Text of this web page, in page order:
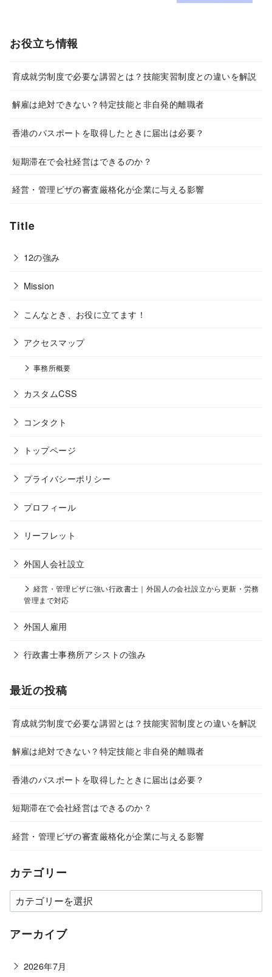
お役立ち情報
育成就労制度で必要な講習とは？技能実習制度との違いを解説
解雇は絶対できない？特定技能と非自発的離職者
香港のパスポートを取得したときに届出は必要？
短期滞在で会社経営はできるのか？
経営・管理ビザの審査厳格化が企業に与える影響
Title
12の強み
Mission
こんなとき、お役に立てます！
アクセスマップ
事務所概要
カスタムCSS
コンタクト
トップページ
プライバシーポリシー
プロフィール
リーフレット
外国人会社設立
経営・管理ビザに強い行政書士｜外国人の会社設立から更新・労務
管理まで対応
外国人雇用
行政書士事務所アシストの強み
最近の投稿
育成就労制度で必要な講習とは？技能実習制度との違いを解説
解雇は絶対できない？特定技能と非自発的離職者
香港のパスポートを取得したときに届出は必要？
短期滞在で会社経営はできるのか？
経営・管理ビザの審査厳格化が企業に与える影響
カテゴリー
カ
テ
ゴ
ー
アーカイブ
2026年7月